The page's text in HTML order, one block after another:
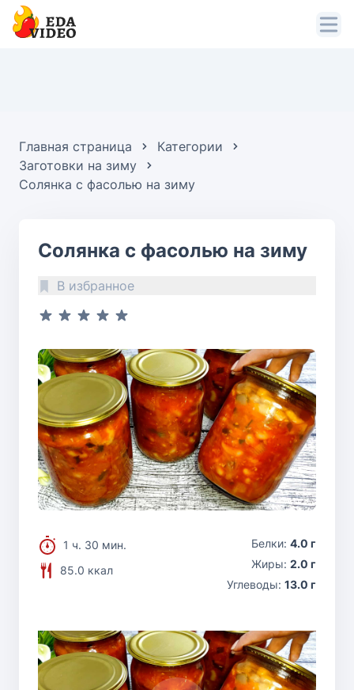
Главная страница
Категории
Заготовки на зиму
Солянка с фасолью на зиму
Солянка с фасолью на зиму
В избранное
1 ч. 30 мин.
85.0 ккал
Белки: 4.0 г
Жиры: 2.0 г
Углеводы: 13.0 г